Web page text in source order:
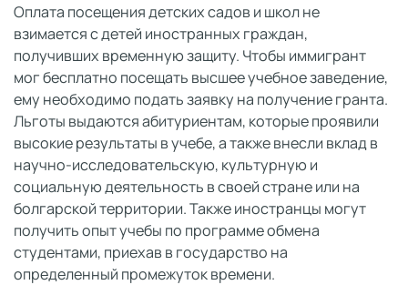
Оплата посещения детских садов и школ не
взимается с детей иностранных граждан,
получивших временную защиту. Чтобы иммигрант
мог бесплатно посещать высшее учебное заведение,
ему необходимо подать заявку на получение гранта.
Льготы выдаются абитуриентам, которые проявили
высокие результаты в учебе, а также внесли вклад в
научно-исследовательскую, культурную и
социальную деятельность в своей стране или на
болгарской территории. Также иностранцы могут
получить опыт учебы по программе обмена
студентами, приехав в государство на
определенный промежуток времени.